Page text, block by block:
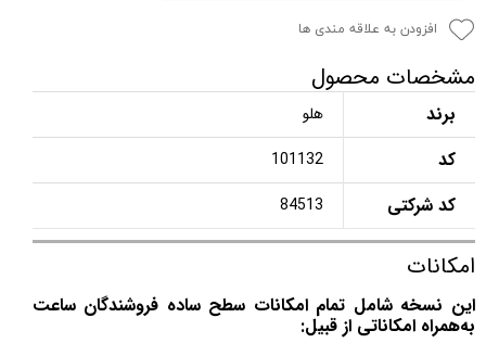
افزودن به علاقه مندی ها
مشخصات محصول
برند هلو
کد 101132
کد شرکتی 84513
امکانات
این نسخه شامل تمام امکانات سطح ساده فروشندگان ساعت
به‌همراه امکاناتی از قبیل: